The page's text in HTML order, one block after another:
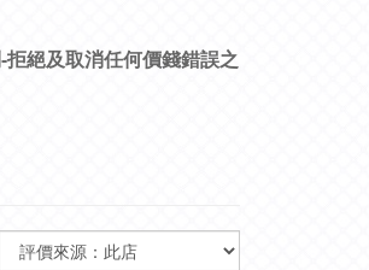
-拒絕及取消任何價錢錯誤之